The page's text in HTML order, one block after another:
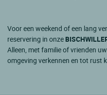
Voor een weekend of een lang
reservering in onze
Alleen, met familie of vrienden
omgeving verkennen en tot rust